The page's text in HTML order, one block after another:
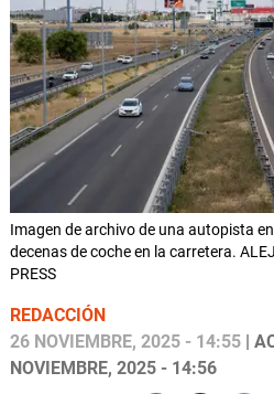
Imagen de archivo de una autopista
decenas de coche en la carretera.
PRESS
REDACCIÓN
26 NOVIEMBRE, 2025 - 14:55 |
NOVIEMBRE, 2025 - 14:56